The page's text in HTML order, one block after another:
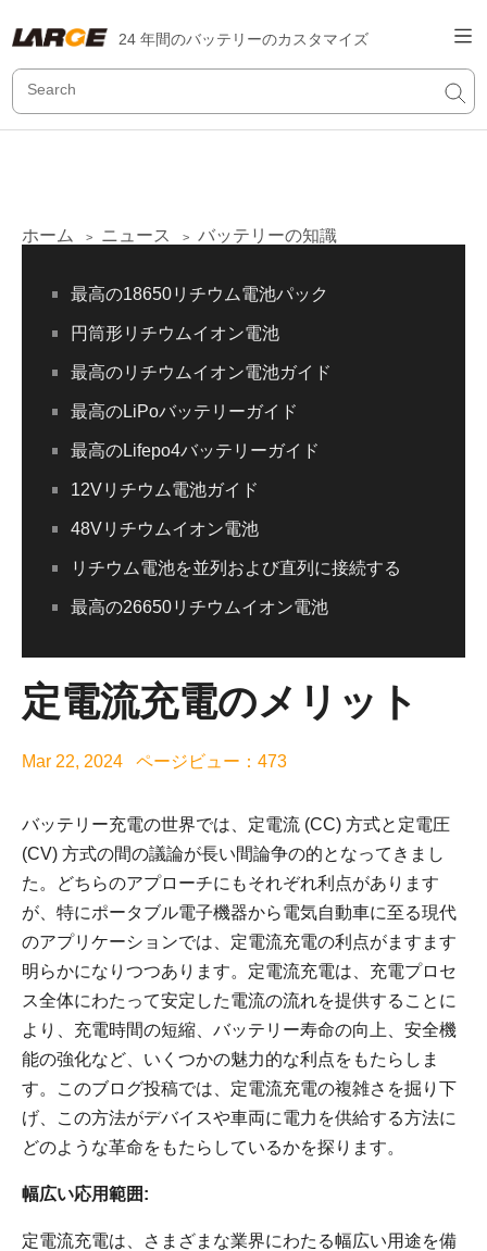
24 年間のバッテリーのカスタマイズ
ホーム > ニュース > バッテリーの知識
最高の18650リチウム電池パック
円筒形リチウムイオン電池
最高のリチウムイオン電池ガイド
最高のLiPoバッテリーガイド
最高のLifepo4バッテリーガイド
12Vリチウム電池ガイド
48Vリチウムイオン電池
リチウム電池を並列および直列に接続する
最高の26650リチウムイオン電池
定電流充電のメリット
Mar 22, 2024 ページビュー：473
バッテリー充電の世界では、定電流 (CC) 方式と定電圧
(CV) 方式の間の議論が長い間論争の的となってきまし
た。どちらのアプローチにもそれぞれ利点があります
が、特にポータブル電子機器から電気自動車に至る現代
のアプリケーションでは、定電流充電の利点がますます
明らかになりつつあります。定電流充電は、充電プロセ
ス全体にわたって安定した電流の流れを提供することに
より、充電時間の短縮、バッテリー寿命の向上、安全機
能の強化など、いくつかの魅力的な利点をもたらしま
す。このブログ投稿では、定電流充電の複雑さを掘り下
げ、この方法がデバイスや車両に電力を供給する方法に
どのような革命をもたらしているかを探ります。
幅広い応用範囲:
定電流充電は、さまざまな業界にわたる幅広い用途を備